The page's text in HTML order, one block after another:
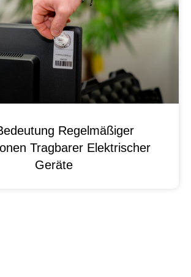
Regelmäßiger
Tragbarer Elektrischer
Geräte